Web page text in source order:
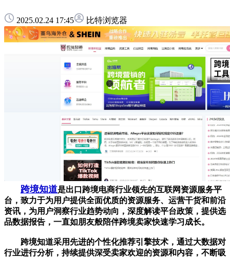
2025.02.24 17:45 比特浏览器
跨境知道是出口跨境电商行业领先的互联网资源服务平
台，致力于为用户提供全面优质的资源服务、运营干货和前沿
资讯，为用户洞察行业趋势动向，深度解读平台政策，提供选
品数据报告，一直如朋友般陪伴跨境卖家快速学习成长。
跨境知道采用先进的个性化推荐引擎技术，通过大数据对
行业进行分析，持续提供深受卖家欢迎的资源和内容，不断吸